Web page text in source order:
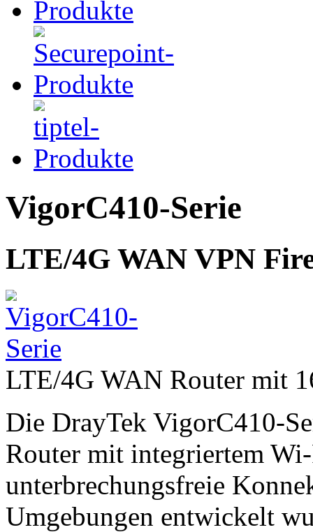
VigorC410-Serie
LTE/4G WAN VPN
LTE/4G WAN Router mit
Die DrayTek VigorC410-
Router mit integriertem
unterbrechungsfreie
Umgebungen entwickelt